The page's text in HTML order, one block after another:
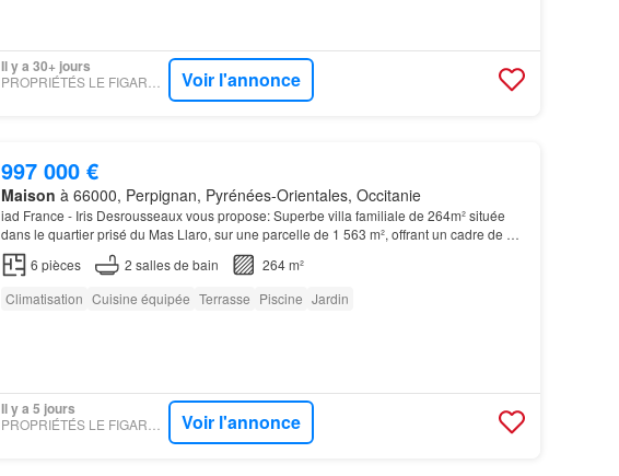
Il y a 30+ jours
Voir l'annonce
997 000 €
Maison à 66000, Perpignan, Pyrénées-Orientales, Occitanie
iad France - Iris Desrousseaux vous propose: Superbe villa familiale de 264m² située
dans le quartier prisé du Mas Llaro, sur une parcelle de 1 563 m², offrant un cadre de vie
calme et ensoleillé…
6 pièces 2 salles de bain
264 m²
Climatisation Cuisine équipée Terrasse Piscine Jardin
Il y a 5 jours
Voir l'annonce